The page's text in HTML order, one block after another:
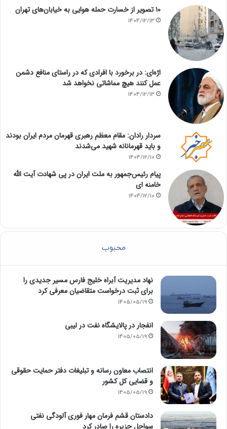
۱۰ تصویر از خسارت حمله هوایی به خیابان‌های تهران
1404/12/13
اژه‌ای: در برخورد با افرادی که در راستای منافع دشمن
عمل کنند هیچ مماشاتی نخواهد شد
1404/12/13
سردار رادان: مقام معظم رهبری قهرمان مردم ایران بودند
و باید قهرمانانه شهید می‌شدند
1404/12/10
پیام رئیس‌جمهور به ملت ایران در پی شهادت آیت الله
خامنه ای
1404/12/10
محبوب
نهاد مدیریت آبراه خلیج فارس مسیر جدیدی را
برای ثبت درخواست متقاضیان معرفی کرد
1405/05/19
انفجار در پالایشگاه نفت در لیبی
1405/05/19
انتصاب معاون رسانه و تبلیغات دفتر حمایت حقوقی
و قضایی کل کشور
1405/05/19
دادستان قشم فرمان مهار فوری آلودگی نفتی
سواحل جزیره را صادر کرد